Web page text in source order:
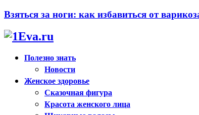
Взяться за ноги: как избавиться от
Полезно знать
Новости
Женское здоровье
Сказочная фигура
Красота женского лица